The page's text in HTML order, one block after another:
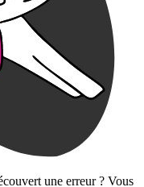
une erreur ? Vous